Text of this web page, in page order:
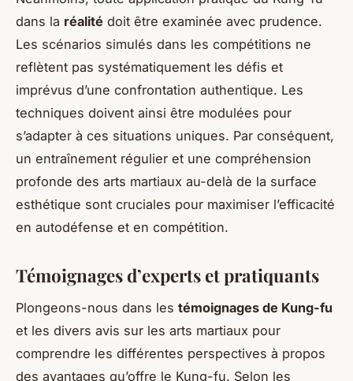
dans la réalité doit être examinée avec prudence.
Les scénarios simulés dans les compétitions ne
reflètent pas systématiquement les défis et
imprévus d’une confrontation authentique. Les
techniques doivent ainsi être modulées pour
s’adapter à ces situations uniques. Par conséquent,
un entraînement régulier et une compréhension
profonde des arts martiaux au-delà de la surface
esthétique sont cruciales pour maximiser l’efficacité
en autodéfense et en compétition.
Témoignages d’experts et pratiquants
Plongeons-nous dans les témoignages de Kung-fu
et les divers avis sur les arts martiaux pour
comprendre les différentes perspectives à propos
des avantages qu’offre le Kung-fu. Selon les